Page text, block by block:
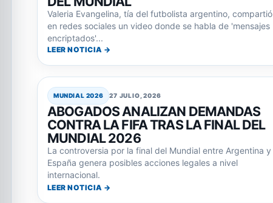
Valeria Evangelina, tía del futbolista argentino, compartió
en redes sociales un video donde se habla de 'mensajes
encriptados'...
LEER NOTICIA →
MUNDIAL 2026 27 JULIO, 2026
ABOGADOS ANALIZAN DEMANDAS
CONTRA LA FIFA TRAS LA FINAL DEL
MUNDIAL 2026
La controversia por la final del Mundial entre Argentina y
España genera posibles acciones legales a nivel
internacional.
LEER NOTICIA →